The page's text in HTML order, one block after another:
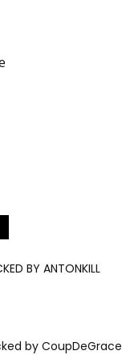
BY ANTONKILL
by CoupDeGrace